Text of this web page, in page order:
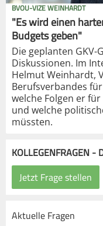
BVOU-VIZE WEINHARDT
"Es wird einen
Budgets geben"
Die geplanten
Diskussionen. Im
Helmut Weinhardt,
Berufsverbandes
welche Folgen er
und welche
müssten.
KOLLEGENFRAGEN -
Aktuelle Fragen